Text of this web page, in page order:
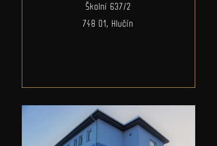
Školní 637/2
748 01, Hlučín